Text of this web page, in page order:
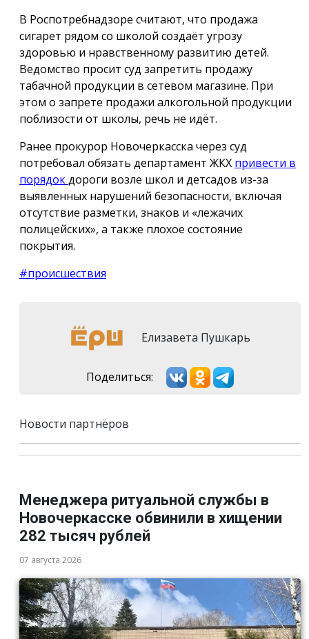
В Роспотребнадзоре считают, что продажа
сигарет рядом со школой создаёт угрозу
здоровью и нравственному развитию детей.
Ведомство просит суд запретить продажу
табачной продукции в сетевом магазине. При
этом о запрете продажи алкогольной продукции
поблизости от школы, речь не идёт.
Ранее прокурор Новочеркасска через суд
потребовал обязать департамент ЖКХ привести в
порядокдороги возле школ и детсадов из-за
выявленных нарушений безопасности, включая
отсутствие разметки, знаков и «лежачих
полицейских», а также плохое состояние
покрытия.
#происшествия
Елизавета Пушкарь
Поделиться:
Новости партнёров
Менеджера ритуальной службы в
Новочеркасске обвинили в хищении
282 тысяч рублей
07 августа 2026